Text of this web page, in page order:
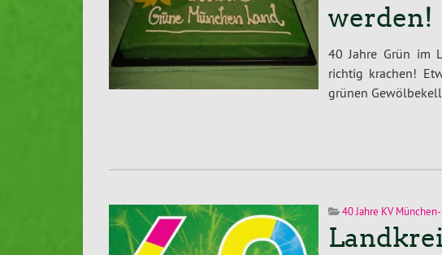
werden!
40 Jahre Grün im
richtig krachen!
grünen
40 Jahre KV